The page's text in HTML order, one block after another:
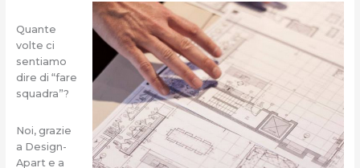
Quante
volte ci
sentiamo
dire di “fare
squadra”?
Noi, grazie
a Design-
Apart e a